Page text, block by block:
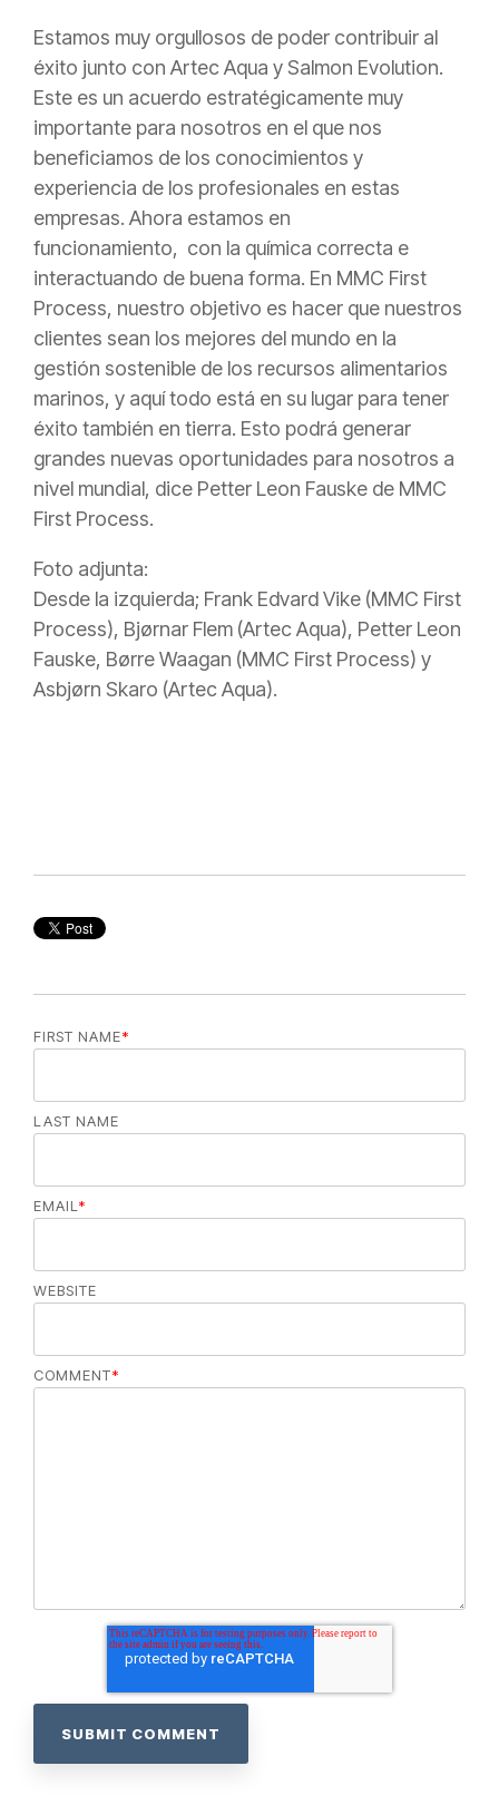
Estamos muy orgullosos de poder contribuir al
éxito junto con Artec Aqua y Salmon Evolution.
Este es un acuerdo estratégicamente muy
importante para nosotros en el que nos
beneficiamos de los conocimientos y
experiencia de los profesionales en estas
empresas. Ahora estamos en
funcionamiento, con la química correcta e
interactuando de buena forma. En MMC First
Process, nuestro objetivo es hacer que nuestros
clientes sean los mejores del mundo en la
gestión sostenible de los recursos alimentarios
marinos, y aquí todo está en su lugar para tener
éxito también en tierra. Esto podrá generar
grandes nuevas oportunidades para nosotros a
nivel mundial, dice Petter Leon Fauske de MMC
First Process.
Foto adjunta:
Desde la izquierda; Frank Edvard Vike (MMC First
Process), Bjørnar Flem (Artec Aqua), Petter Leon
Fauske, Børre Waagan (MMC First Process) y
Asbjørn Skaro (Artec Aqua).
FIRST NAME*
LAST NAME
EMAIL *
WEBSITE
COMMENT*